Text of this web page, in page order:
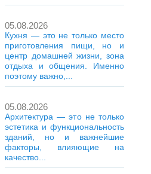
05.08.2026
Кухня — это не только место
приготовления пищи, но и
центр домашней жизни, зона
отдыха и общения. Именно
поэтому важно,...
05.08.2026
Архитектура — это не только
эстетика и функциональность
зданий, но и важнейшие
факторы, влияющие на
качество...